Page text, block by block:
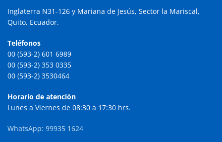
Inglaterra N31-126 y Mariana de Jesús, Sector la Mariscal,
Quito, Ecuador.
Teléfonos
00 (593-2) 601 6989
00 (593-2) 353 0335
00 (593-2) 3530464
Horario de atención
Lunes a Viernes de 08:30 a 17:30 hrs.
WhatsApp: 99935 1624